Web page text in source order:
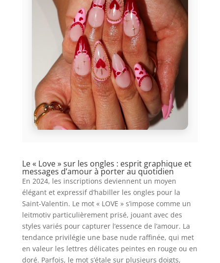
Le « Love » sur les ongles : esprit graphique et
messages d’amour à porter au quotidien
En 2024, les inscriptions deviennent un moyen
élégant et expressif d’habiller les ongles pour la
Saint-Valentin. Le mot « LOVE » s’impose comme un
leitmotiv particulièrement prisé, jouant avec des
styles variés pour capturer l’essence de l’amour. La
tendance privilégie une base nude raffinée, qui met
en valeur les lettres délicates peintes en rouge ou en
doré. Parfois, le mot s’étale sur plusieurs doigts,